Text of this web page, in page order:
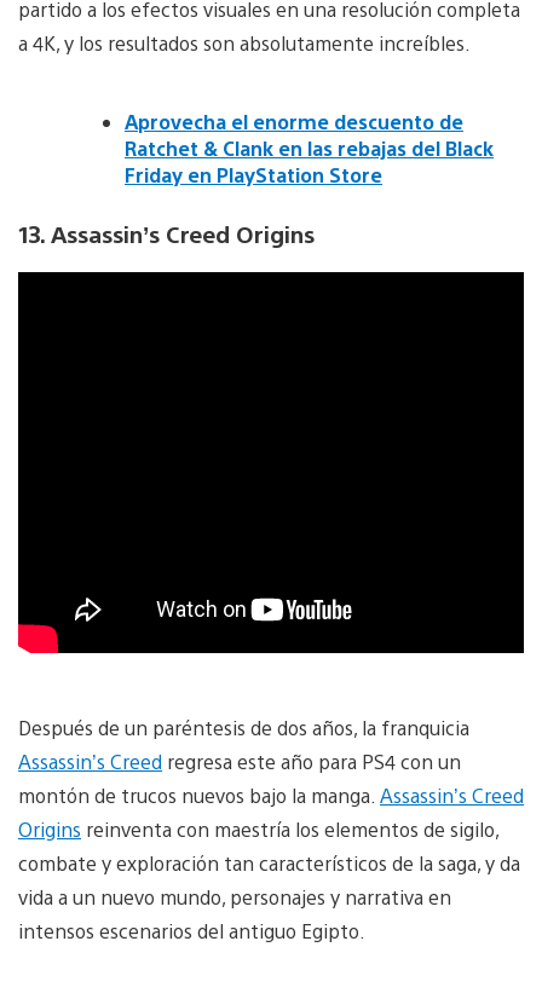
partido a los efectos visuales en una resolución completa
a 4K, y los resultados son absolutamente increíbles.
Aprovecha el enorme descuento de
Ratchet & Clank en las rebajas del Black
Friday en PlayStation Store
13. Assassin’s Creed Origins
Después de un paréntesis de dos años, la franquicia
Assassin’s Creed regresa este año para PS4 con un
montón de trucos nuevos bajo la manga. Assassin’s Creed
Origins reinventa con maestría los elementos de sigilo,
combate y exploración tan característicos de la saga, y da
vida a un nuevo mundo, personajes y narrativa en
intensos escenarios del antiguo Egipto.